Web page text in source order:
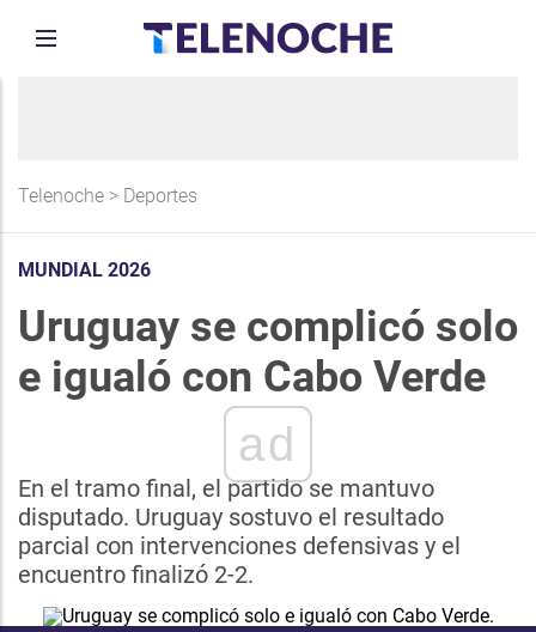
Telenoche > Deportes
MUNDIAL 2026
Uruguay se complicó solo
e igualó con Cabo Verde
ad
En el tramo final, el partido se mantuvo
disputado. Uruguay sostuvo el resultado
parcial con intervenciones defensivas y el
encuentro finalizó 2-2.